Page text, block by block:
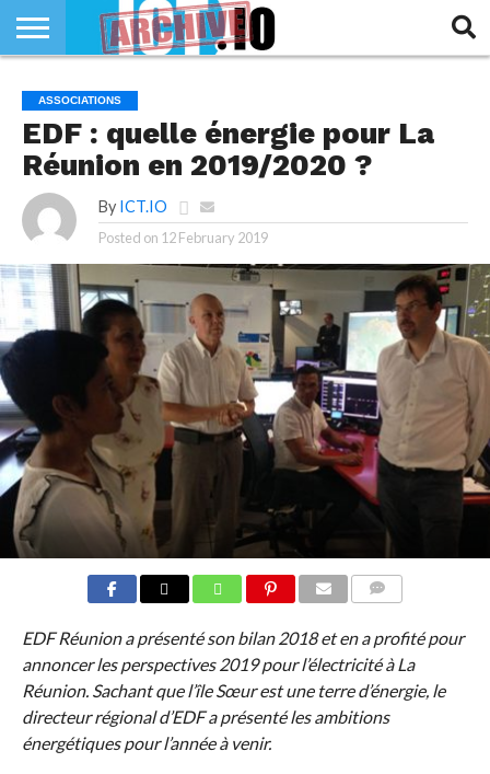
SECTEUR
TECH
LIFE
RUBRIQUES
ASSOCIATIONS
EDF : quelle énergie pour La
Réunion en 2019/2020 ?
By ICT.IO
Posted on 12 February 2019
EDF Réunion a présenté son bilan 2018 et en a profité pour
annoncer les perspectives 2019 pour l’électricité à La
Réunion. Sachant que l’île Sœur est une terre d’énergie, le
directeur régional d’EDF a présenté les ambitions
énergétiques pour l’année à venir.